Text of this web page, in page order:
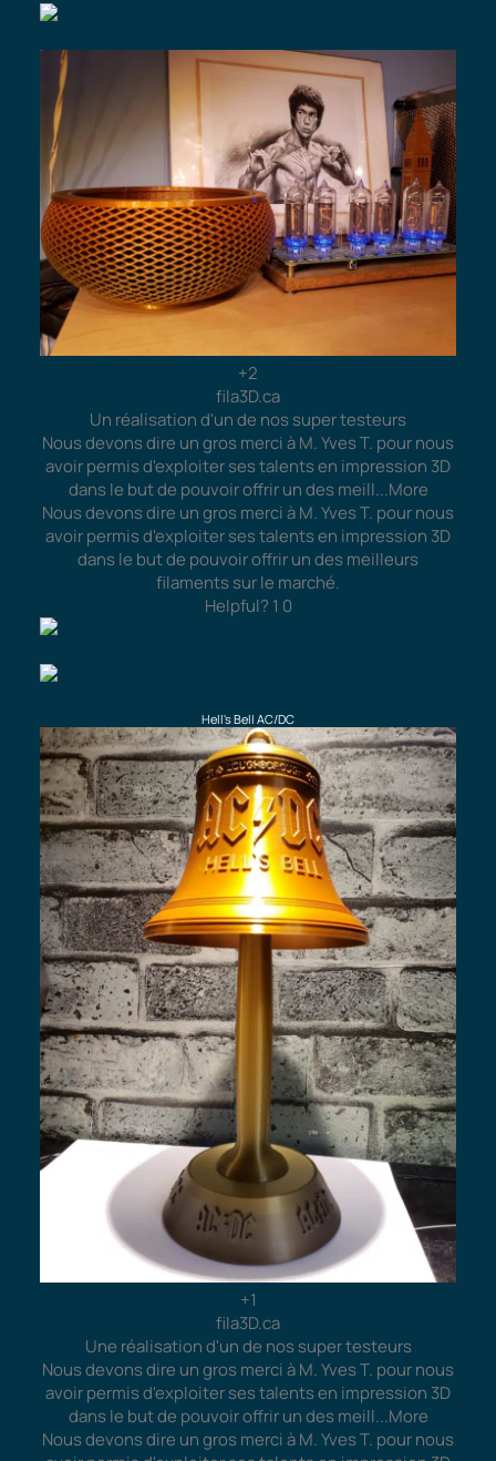
+2
fila3D.ca
Un réalisation d'un de nos super testeurs
Nous devons dire un gros merci à M. Yves T. pour nous
avoir permis d'exploiter ses talents en impression 3D
dans le but de pouvoir offrir un des meill...More
Nous devons dire un gros merci à M. Yves T. pour nous
avoir permis d'exploiter ses talents en impression 3D
dans le but de pouvoir offrir un des meilleurs
filaments sur le marché.
Helpful? 1 0
Hell's Bell AC/DC
+1
fila3D.ca
Une réalisation d'un de nos super testeurs
Nous devons dire un gros merci à M. Yves T. pour nous
avoir permis d'exploiter ses talents en impression 3D
dans le but de pouvoir offrir un des meill...More
Nous devons dire un gros merci à M. Yves T. pour nous